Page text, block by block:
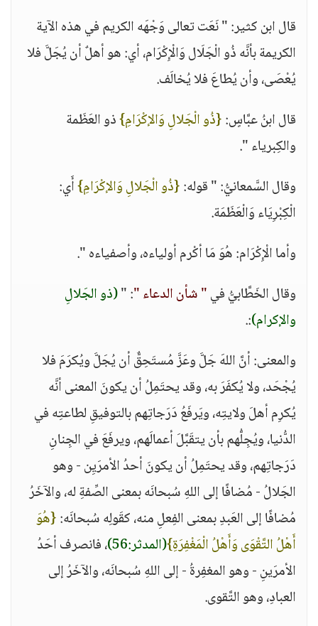
قال ابن كثير: " نَعَت تعالى وَجْهَه الكريم في هذه الآية
الكريمة بأنَّه ذُو الْجَلَال وَالْإِكْرَام، أي: هو أهلٌ أن يُجَلَّ فلا
يُعْصَى، وأن يُطاعَ فلا يُخالَف.
قال ابنُ عبَّاسٍ:{ذُو الْجَلالِ وَالإكْرَامِ}ذو العَظَمة
والكِبرياء ".
وقال السَّمعانيُّ: " قوله:{ذُو الْجَلالِ وَالإكْرَامِ}أَي:
الْكِبْرِيَاء وَالْعَظَمَة.
وأما الْإِكْرَام: هُوَ مَا أكْرم أولياءه، وأصفياءه ".
وقال الخَطَّابيُّ في" شأن الدعاء ": "(ذو الجَلالِ
والإكرام):.
والمعنى: أنَّ اللهَ جَلَّ وعَزَّ مُستَحِقٌّ أن يُجَلَّ ويُكرَمَ فلا
يُجْحَد، ولا يُكفَرَ به، وقد يحتَمِلُ أن يكونَ المعنى أنَّه
يُكرِم أهلَ ولايتِه، ويَرفَعُ دَرَجاتِهم بالتوفيقِ لطاعتِه في
الدُّنيا، ويُجِلُّهم بأن يتقَبَّلَ أعمالَهم، ويرفَعَ في الجِنانِ
دَرَجاتِهم، وقد يحتَمِلُ أن يكونَ أحدُ الأمرَيِن - وهو
الجَلالُ - مُضافًا إلى اللهِ سُبحانَه بمعنى الصِّفةِ له، والآخَرُ
مُضافًا إلى العَبدِ بمعنى الفِعلِ منه، كقَولِه سُبحانَه:{هُوَ
أَهْلُ التَّقْوَى وَأَهْلُ الْمَغْفِرَةِ}(المدثر:56)
، فانصرف أحَدُ
الأمرَينِ - وهو المغفِرةُ - إلى اللهِ سُبحانَه، والآخَرُ إلى
العبادِ، وهو التَّقوى.